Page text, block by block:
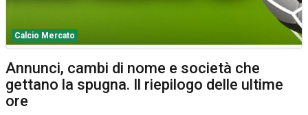
Calcio Mercato
Annunci, cambi di nome e società che
gettano la spugna. Il riepilogo delle ultime
ore